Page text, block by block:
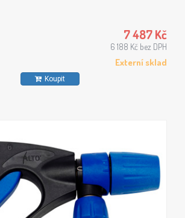
7 487 Kč
6 188 Kč bez DPH
Externí sklad
Koupit